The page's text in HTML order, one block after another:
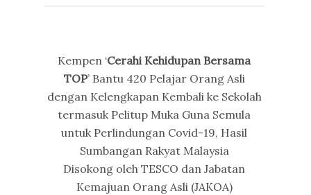
Kempen ‘Cerahi Kehidupan Bersama
TOP’ Bantu 420 Pelajar Orang Asli
dengan Kelengkapan Kembali ke Sekolah
termasuk Pelitup Muka Guna Semula
untuk Perlindungan Covid-19, Hasil
Sumbangan Rakyat Malaysia
Disokong oleh TESCO dan Jabatan
Kemajuan Orang Asli (JAKOA)